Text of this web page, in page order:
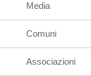
Media
Comuni
Associazioni